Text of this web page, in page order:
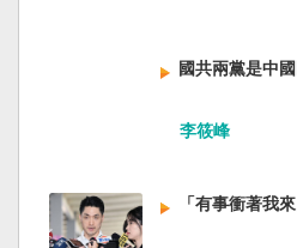
國共兩黨是中
李筱峰
「有事衝著我